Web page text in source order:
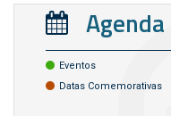
Agenda
Eventos
Datas Comemorativas